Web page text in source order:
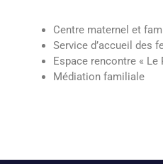
Centre maternel et
Service d’accueil des
Espace rencontre « Le
Médiation familiale